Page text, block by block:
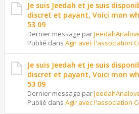
Je suis Jeedah et je suis
discret et payant, Voici mon
53 09
Dernier message par
Publié dans Agir avec l'association
Je suis Jeedah et je suis
discret et payant, Voici mon
53 09
Dernier message par
Publié dans Agir avec l'association